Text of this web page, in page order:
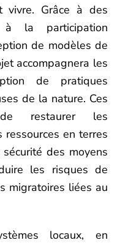
vivre. Grâce à des
à la participation
de modèles de
accompagnera les
de pratiques
de la nature. Ces
restaurer les
ressources en terres
des moyens
les risques de
migratoires liées au
locaux, en